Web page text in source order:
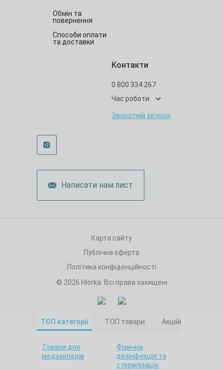
Написати нам лист
Обмін та
повернення
Способи оплати
та доставки
Контакти
0 800 334 267
Час роботи:
Зворотній зв’язок
Карта сайту
Публічна оферта
Політика конфіденційності
© 2026 Hlorka. Всі права захищені
ТОП категорії ТОП товари Акційні товари
Товари для
медзакладів
Фізична
дезінфекція та
стерилізація